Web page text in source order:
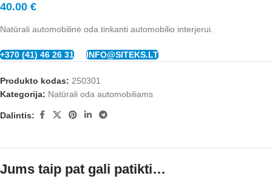
40.00 €
Natūrali automobilinė oda tinkanti automobilio interjerui.
+370 (41) 46 26 31 INFO@SITEKS.LT
Produkto kodas: 250301
Kategorija: Natūrali oda automobiliams
Dalintis:
Jums taip pat gali patikti…